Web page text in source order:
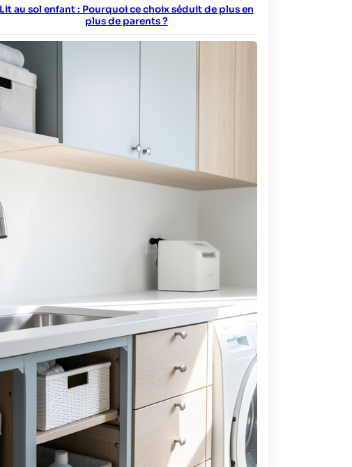
Lit au sol enfant : Pourquoi ce choix séduit de plus en
plus de parents ?